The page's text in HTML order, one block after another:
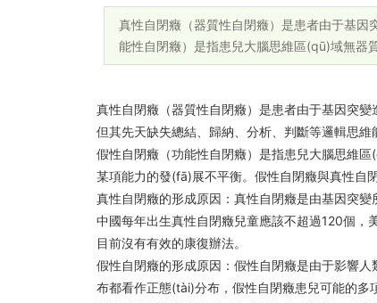
真性自閉癥（器質性自閉癥）是患者由于基因突
能性自閉癥）是指患兒大腦思維區(qū)域無器
真性自閉癥（器質性自閉癥）是患者由于基因突變造成
但其先天缺失總結、歸納、分析、判斷等邏輯思維能
假性自閉癥（功能性自閉癥）是指患兒大腦思維
某項能力的發(fā)展不平衡。假性自閉癥與真性
真性自閉癥的形成原因：真性自閉癥是由基因突變
中國每年出生真性自閉癥兒童應該不超過120個，
目前沒有有效的康復辦法。
假性自閉癥的形成原因：假性自閉癥是由于影響人
布都看作正態(tài)分布，假性自閉癥患兒可能的